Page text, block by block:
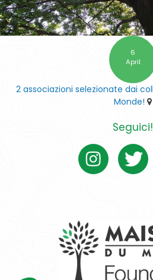
6
April
2 associazioni selezionate dai
Monde!
Seguici!